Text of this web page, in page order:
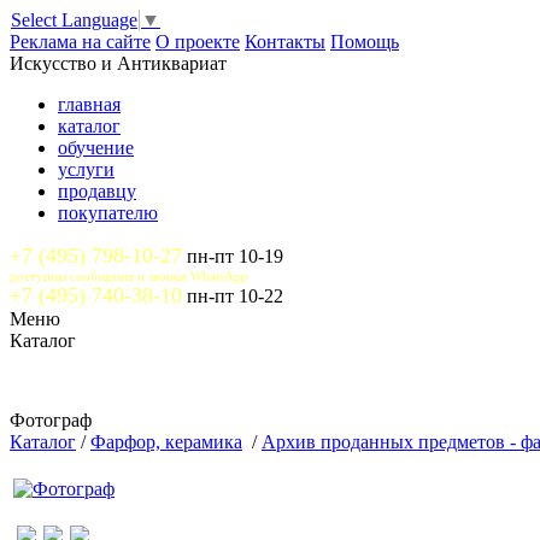
Select Language ▼
Реклама на сайте О проекте Контакты Помощь
Искусство и Антиквариат
главная
каталог
обучение
услуги
продавцу
покупателю
+7 (495) 798-10-27 пн-пт 10-19
доступны сообщения и звонки WhatsApp
+7 (495) 740-38-10 пн-пт 10-22
Меню
Каталог
Фотограф
Каталог /Фарфор, керамика / Архив проданных предметов -